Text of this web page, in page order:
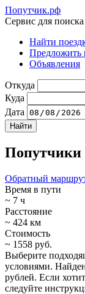
Попутчик.рф
Сервис для
Найти
Предложить
Объявления
Откуда
Куда
Дата
Попутчики
Обратный
Время в пути
~ 7 ч
Расстояние
~ 424 км
Стоимость
~ 1558 руб.
Выберите
условиями.
рублей. Если
следуйте